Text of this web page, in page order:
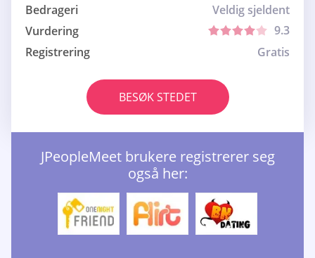
Bedrageri
Veldig sjeldent
Vurdering
9.3
Registrering
Gratis
BESØK STEDET
JPeopleMeet brukere registrerer seg
også her: